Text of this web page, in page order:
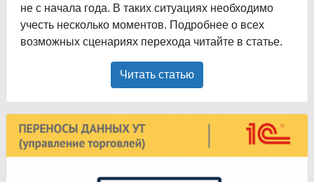
не с начала года. В таких ситуациях необходимо
учесть несколько моментов. Подробнее о всех
возможных сценариях перехода читайте в статье.
Читать статью